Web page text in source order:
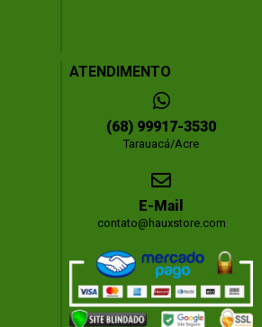
ATENDIMENTO
(68) 99917-3530
Tarauacá/Acre
E-Mail
contato@hauxstore.com